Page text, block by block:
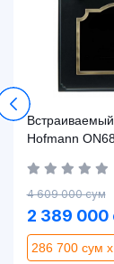
Hofmann
4 609 000 сум
2 389 000
286 700 сум